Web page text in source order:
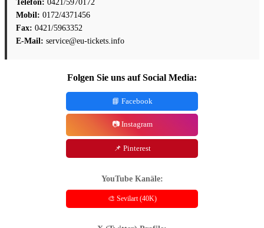
Telefon: 0421/5970172
Mobil: 0172/4371456
Fax: 0421/5963352
E-Mail: service@eu-tickets.info
Folgen Sie uns auf Social Media:
📘 Facebook
📷 Instagram
📌 Pinterest
YouTube Kanäle:
🎨 Sevilart (40K)